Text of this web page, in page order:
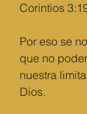
Corintios
Por eso se
que no
nuestra
Dios.